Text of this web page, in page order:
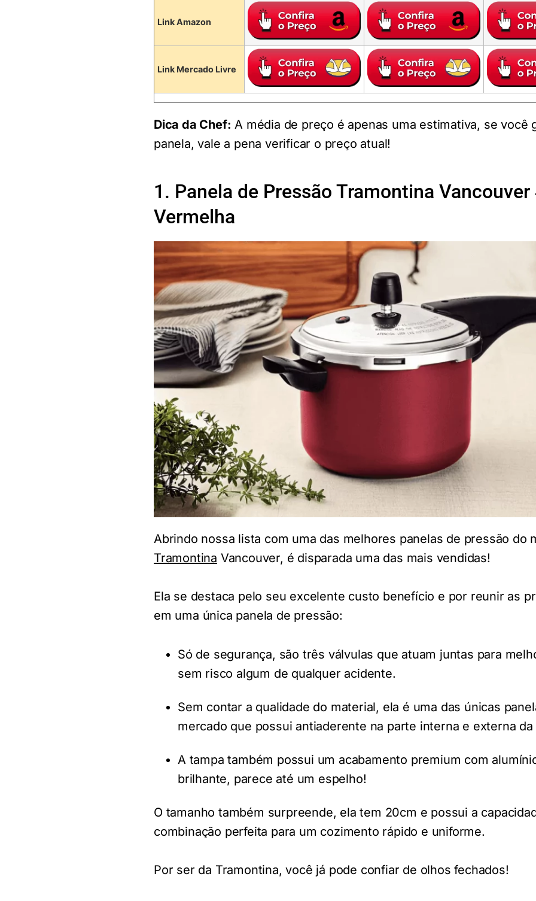
Link Amazon
Link Mercado Livre
Dica da Chef: A média de preço é apenas uma estimativa, se você
panela, vale a pena verificar o preço atual!
1. Panela de Pressão Tramontina Vancouver
Vermelha
Abrindo nossa lista com uma das melhores panelas de pressão do
Tramontina Vancouver, é disparada uma das mais vendidas!
Ela se destaca pelo seu excelente custo benefício e por reunir as
em uma única panela de pressão:
Só de segurança, são três válvulas que atuam juntas para
sem risco algum de qualquer acidente.
Sem contar a qualidade do material, ela é uma das únicas
mercado que possui antiaderente na parte interna e externa da
A tampa também possui um acabamento premium com
brilhante, parece até um espelho!
O tamanho também surpreende, ela tem 20cm e possui a
combinação perfeita para um cozimento rápido e uniforme.
Por ser da Tramontina, você já pode confiar de olhos fechados!